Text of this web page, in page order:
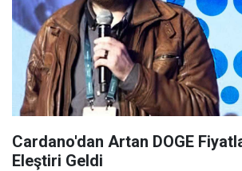
Cardano'dan Artan DOGE
Eleştiri Geldi